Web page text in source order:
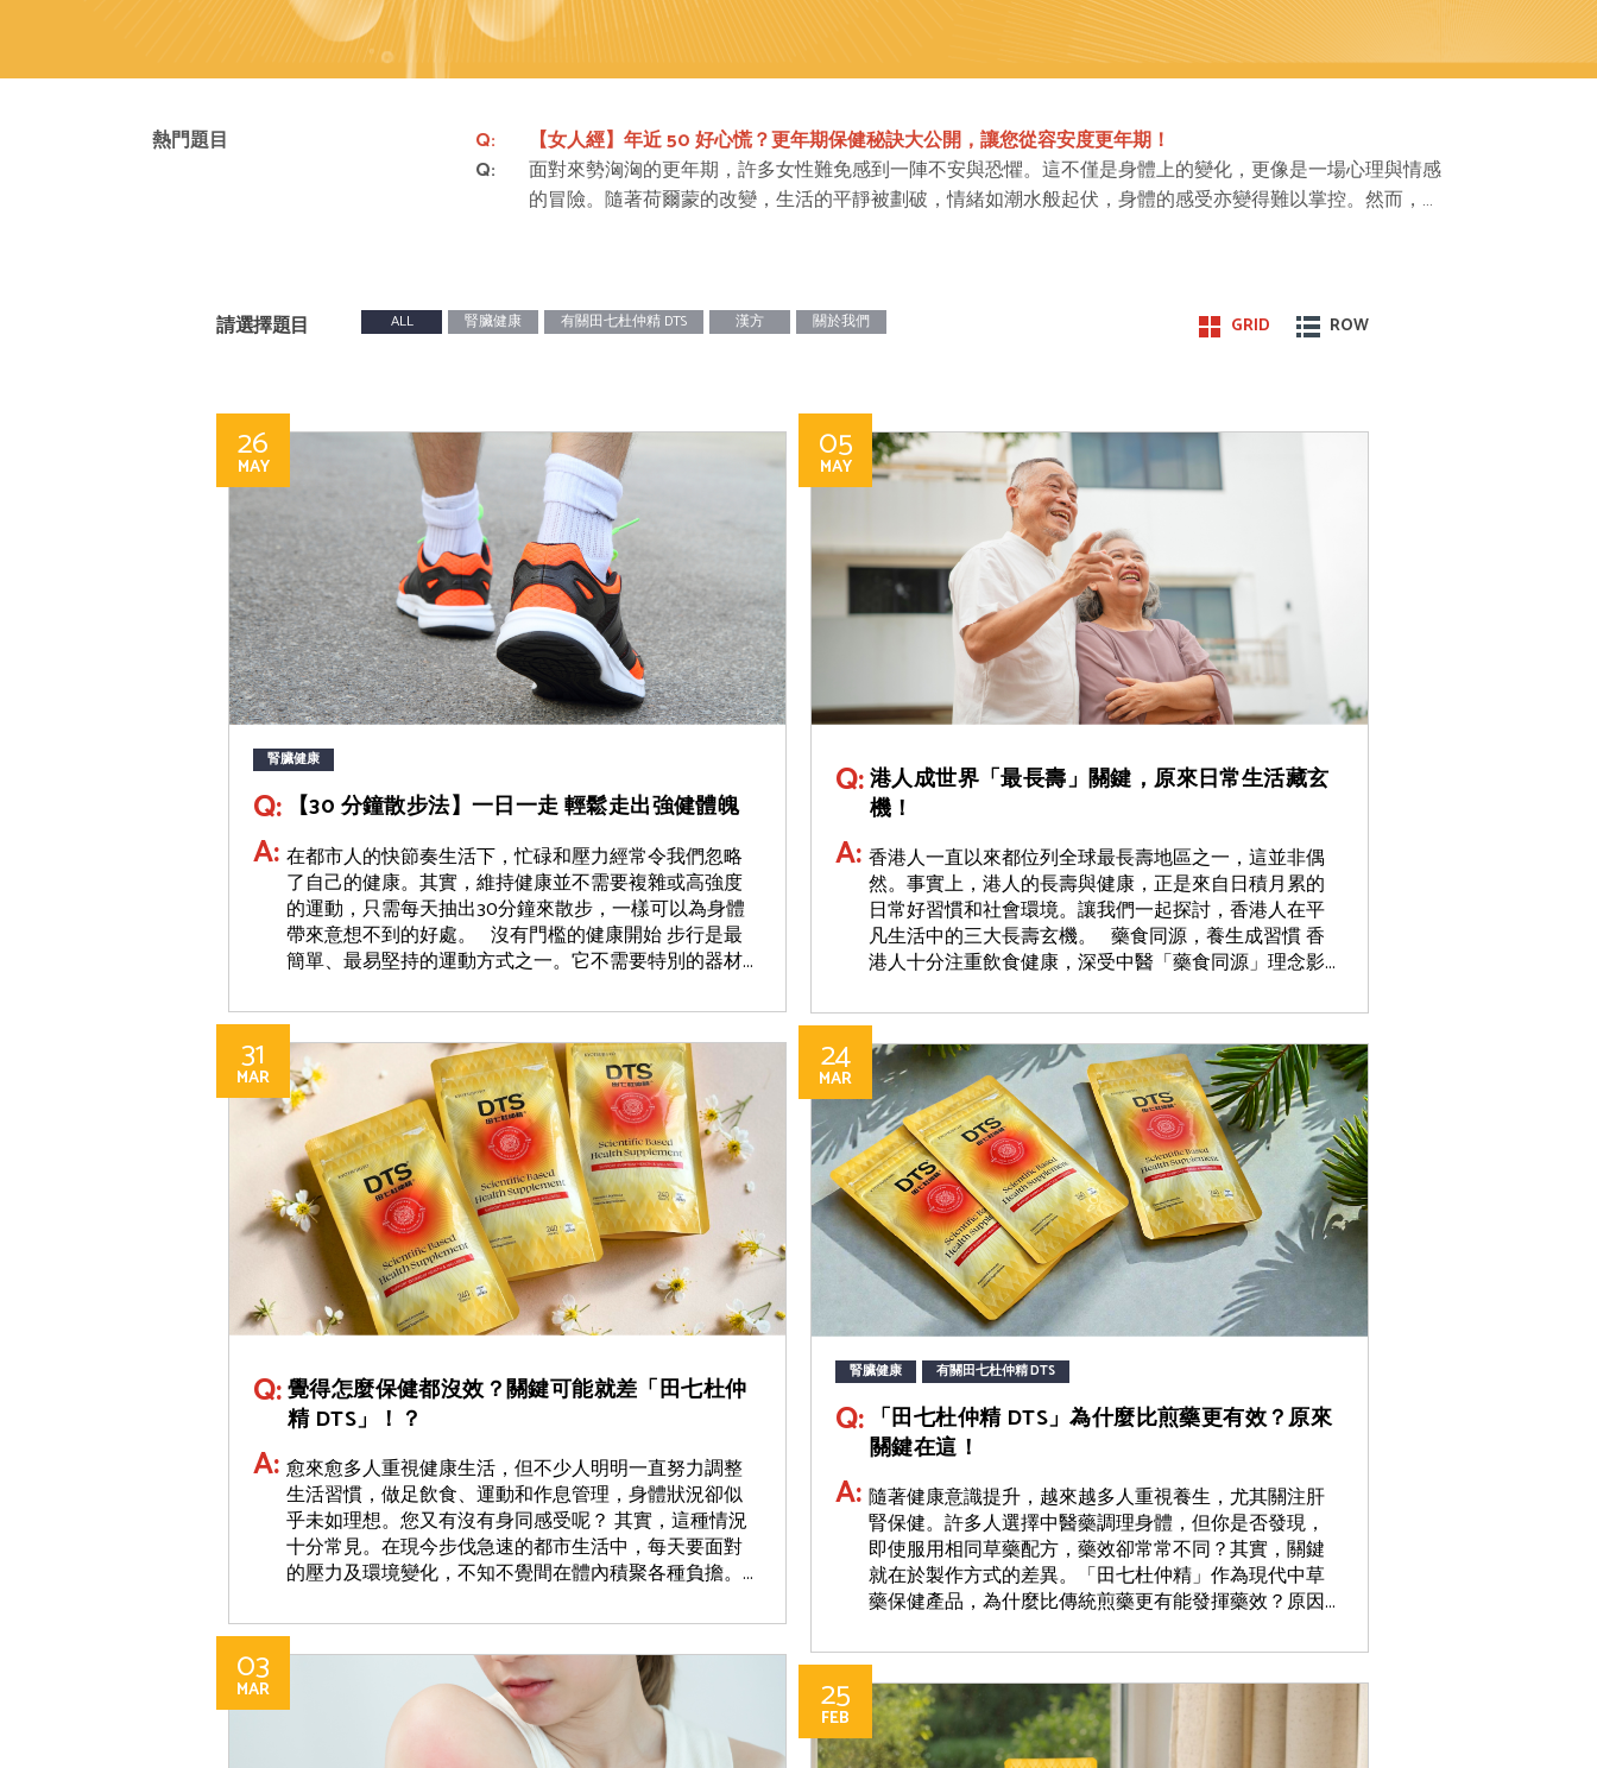
熱門題目 Q:
【女人經】年近 50 好心慌？更年期保健秘訣大公開，讓您從容安度更年期！
Q:
面對來勢洶洶的更年期，許多女性難免感到一陣不安與恐懼。這不僅是身體上的變化，更像是一場心理與情感
的冒險。隨著荷爾蒙的改變，生活的平靜被劃破，情緒如潮水般起伏，身體的感受亦變得難以掌控。然而，這
身心會經歷一系列變化。這個過程可能會持續數年，被稱為更年過渡期。 在這段期間，許多女性會出現各種
也可能會面臨失眠或夜間覺醒的困擾，影響睡眠質量，導致白天感到疲憊不堪。隨著體內的雌
請選擇題目 ALL 腎臟健康 有關田七杜仲精 DTS 漢方 關於我們 GRID ROW
26
MAY
腎臟健康
Q: 【30 分鐘散步法】一日一走 輕鬆走出強健體魄
A: 在都市人的快節奏生活下，忙碌和壓力經常令我們忽略
了自己的健康。其實，維持健康並不需要複雜或高強度
的運動，只需每天抽出30分鐘來散步，一樣可以為身體
帶來意想不到的好處。 沒有門檻的健康開始 步行是最
簡單、最易堅持的運動方式之一。它不需要特別的器材...
05
MAY
Q:港人成世界「最長壽」關鍵，原來日常生活藏玄
機！
A: 香港人一直以來都位列全球最長壽地區之一，這並非偶
然。事實上，港人的長壽與健康，正是來自日積月累的
日常好習慣和社會環境。讓我們一起探討，香港人在平
凡生活中的三大長壽玄機。 藥食同源，養生成習慣 香
港人十分注重飲食健康，深受中醫「藥食同源」理念影...
31
MAR
Q:覺得怎麼保健都沒效？關鍵可能就差「田七杜仲
精 DTS」！？
A: 愈來愈多人重視健康生活，但不少人明明一直努力調整
生活習慣，做足飲食、運動和作息管理，身體狀況卻似
乎未如理想。您又有沒有身同感受呢？ 其實，這種情況
十分常見。在現今步伐急速的都市生活中，每天要面對
的壓力及環境變化，不知不覺間在體內積聚各種負擔。...
24
MAR
腎臟健康 有關田七杜仲精 DTS
Q: 「田七杜仲精 DTS」為什麼比煎藥更有效？原來
關鍵在這！
A: 隨著健康意識提升，越來越多人重視養生，尤其關注肝
腎保健。許多人選擇中醫藥調理身體，但你是否發現，
即使服用相同草藥配方，藥效卻常常不同？其實，關鍵
就在於製作方式的差異。「田七杜仲精」作為現代中草
藥保健產品，為什麼比傳統煎藥更有能發揮藥效？原因...
03
MAR 25
FEB